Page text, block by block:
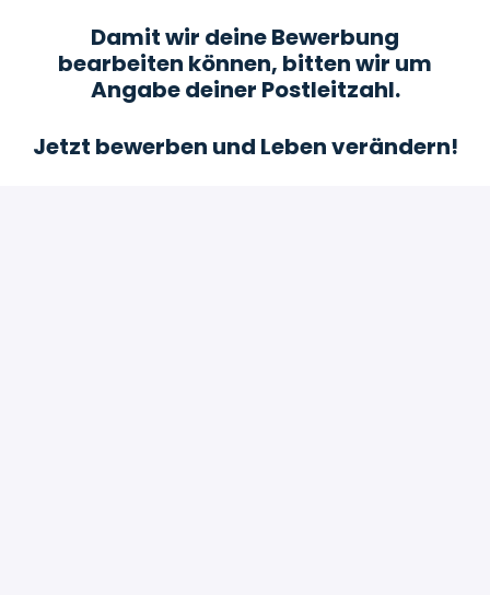
Damit wir deine Bewerbung
bearbeiten können, bitten wir um
Angabe deiner Postleitzahl.
Jetzt bewerben und Leben verändern!